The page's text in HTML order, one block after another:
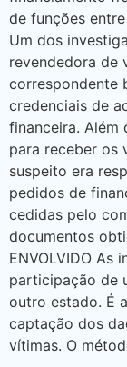
de funções
Um dos
revendedora de
correspondente
credenciais de
financeira. Além
para receber os
suspeito era
pedidos de
cedidas pelo
documentos
ENVOLVIDO As
participação de
outro estado. É
captação dos
vítimas. O